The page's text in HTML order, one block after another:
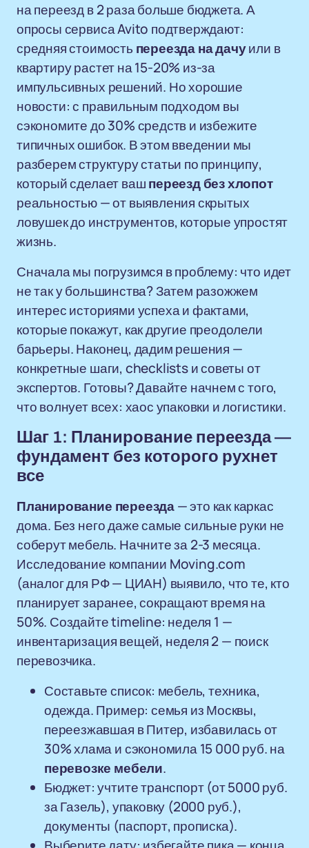
на переезд в 2 раза больше бюджета. А
опросы сервиса Avito подтверждают:
средняя стоимость переезда на дачуили в
квартиру растет на 15-20% из-за
импульсивных решений. Но хорошие
новости: с правильным подходом вы
сэкономите до 30% средств и избежите
типичных ошибок. В этом введении мы
разберем структуру статьи по принципу,
который сделает вашпереезд без хлопот
реальностью — от выявления скрытых
ловушек до инструментов, которые упростят
жизнь.
Сначала мы погрузимся в проблему: что идет
не так у большинства? Затем разожжем
интерес историями успеха и фактами,
которые покажут, как другие преодолели
барьеры. Наконец, дадим решения —
конкретные шаги, checklists и советы от
экспертов. Готовы? Давайте начнем с того,
что волнует всех: хаос упаковки и логистики.
Шаг 1: Планирование переезда —
фундамент без которого рухнет
все
Планирование переезда— это как каркас
дома. Без него даже самые сильные руки не
соберут мебель. Начните за 2-3 месяца.
Исследование компании Moving.com
(аналог для РФ — ЦИАН) выявило, что те, кто
планирует заранее, сокращают время на
50%. Создайте timeline: неделя 1 —
инвентаризация вещей, неделя 2 — поиск
перевозчика.
Составьте список: мебель, техника,
одежда. Пример: семья из Москвы,
переезжавшая в Питер, избавилась от
30% хлама и сэкономила 15 000 руб. на
перевозке мебели.
Бюджет: учтите транспорт (от 5000 руб.
за Газель), упаковку (2000 руб.),
документы (паспорт, прописка).